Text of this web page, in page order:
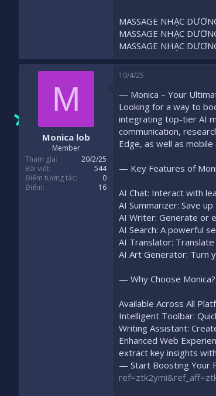
MASSAGE NHẠC
MASSAGE NHẠC
MASSAGE NHẠC
M
Monica lob
Member
Tham gia
20/2/25
Bài viết
544
Điểm tương tác
0
Điểm
16
10/4/25
— Monica – Your
Looking for a way to
integrating top-tier AI
communication,
Edge, as well as mobile
— Key Features of
AI Chat: Interact with
AI Summarizer: Save
AI Writer: Generate or
AI Search: A powerful
AI Translator:
AI Art Generator: Turn
— Why Choose Monica?
Available Across All
Intelligent Toolbar:
Writing Assistant:
Enhanced Web
extract key insights
— Start Boosting Your